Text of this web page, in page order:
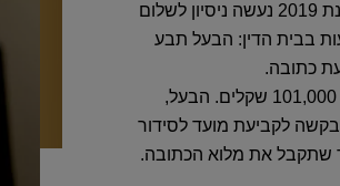
וההתדרדרות בחיי הנישואים החלה לאחר לידת הבן השני‏.‏ בשנת ‎2019‎ נעשה ניסיון לשלום
בבית הדין‏:‏ הבעל תבע
כתובה‏.‏
בחודש יוני ‎2024‎ פסק בית הדין כי האישה זכאית לכתובה בסך ‎101,000‎ שקלים‏.‏ הבעל‏,‏
לקביעת מועד לסידור
שתקבל את מלוא הכתובה‏.‏